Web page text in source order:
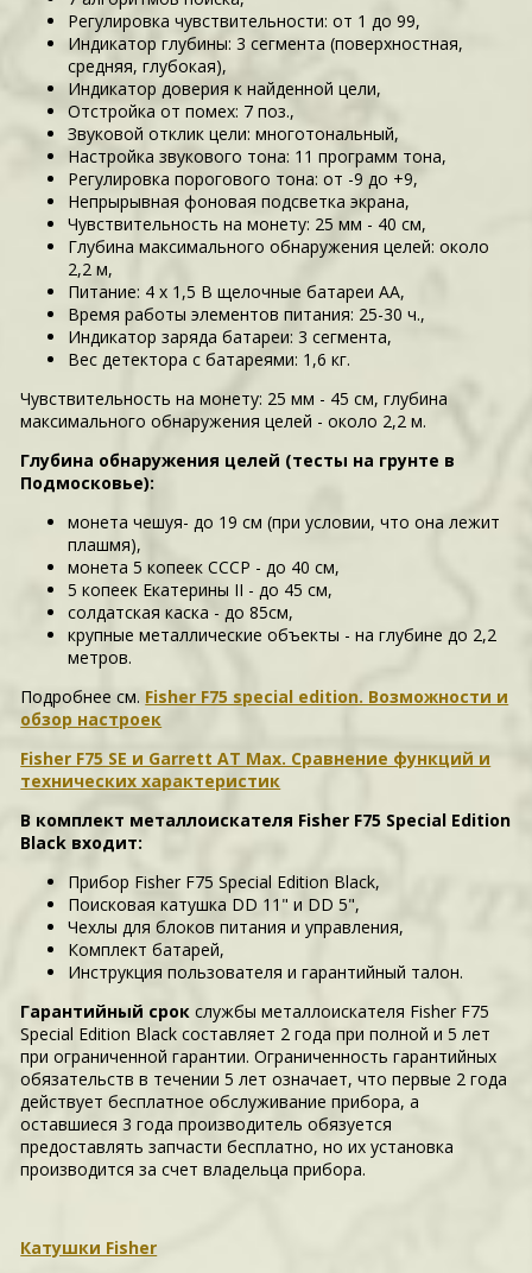
Регулировка чувствительности: от 1 до 99,
Индикатор глубины: 3 сегмента (поверхностная,
средняя, глубокая),
Индикатор доверия к найденной цели,
Отстройка от помех: 7 поз.,
Звуковой отклик цели: многотональный,
Настройка звукового тона: 11 программ тона,
Регулировка порогового тона: от -9 до +9,
Непрырывная фоновая подсветка экрана,
Чувствительность на монету: 25 мм - 40 см,
Глубина максимального обнаружения целей: около
2,2 м,
Питание: 4 х 1,5 В щелочные батареи АА,
Время работы элементов питания: 25-30 ч.,
Индикатор заряда батареи: 3 сегмента,
Вес детектора с батареями: 1,6 кг.
Чувствительность на монету: 25 мм - 45 см, глубина
максимального обнаружения целей - около 2,2 м.
Глубина обнаружения целей (тесты на грунте в
Подмосковье):
монета чешуя- до 19 см (при условии, что она лежит
плашмя),
монета 5 копеек СССР - до 40 см,
5 копеек Екатерины II - до 45 см,
солдатская каска - до 85см,
крупные металлические объекты - на глубине до 2,2
метров.
Подробнее см. Fisher F75 special edition. Возможности и
обзор настроек
Fisher F75 SE и Garrett AT Max. Сравнение функций и
технических характеристик
В комплект металлоискателя Fisher F75 Special Edition
Black входит:
Прибор Fisher F75 Special Edition Black,
Поисковая катушка DD 11" и DD 5",
Чехлы для блоков питания и управления,
Комплект батарей,
Инструкция пользователя и гарантийный талон.
Гарантийный срок службы металлоискателя Fisher F75
Special Edition Black составляет 2 года при полной и 5 лет
при ограниченной гарантии. Ограниченность гарантийных
обязательств в течении 5 лет означает, что первые 2 года
действует бесплатное обслуживание прибора, а
оставшиеся 3 года производитель обязуется
предоставлять запчасти бесплатно, но их установка
производится за счет владельца прибора.
Катушки Fisher